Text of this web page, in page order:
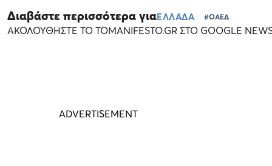
Διαβάστε περισσότερα γιαΕΛΛΑΔΑ #ΟΑΕΔ
ΑΚΟΛΟΥΘΗΣΤΕ ΤΟ TOMANIFESTO.GR ΣΤΟ GOOGLE